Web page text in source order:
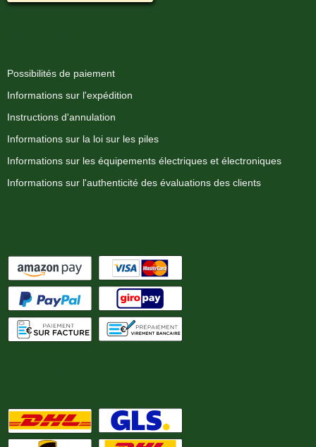
Possibilités de paiement
Informations sur l'expédition
Instructions d'annulation
Informations sur la loi sur les piles
Informations sur les équipements électriques et électroniques
Informations sur l'authenticité des évaluations des clients